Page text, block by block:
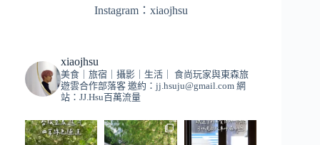
Instagram： xiaojhsu
xiaojhsu
美食｜旅宿｜攝影｜生活｜
食尚玩家與東森旅
遊雲合作部落客 邀約： jj.hsuju@gmail.com 網
站：JJ.Hsu百萬流量